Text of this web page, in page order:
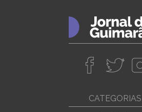
CATEGORIAS